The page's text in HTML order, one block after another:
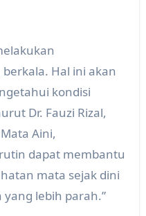
Hal ini akan
kondisi
Dr. Fauzi Rizal,
Aini,
dapat membantu
mata sejak dini
lebih parah.”